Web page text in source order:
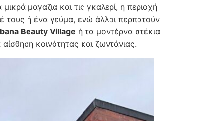
μαγαζιά και τις γκαλερί, η περιοχή
τους ή ένα γεύμα, ενώ άλλοι περπατούν
Beauty Village ή τα μοντέρνα στέκια
κοινότητας και ζωντάνιας.